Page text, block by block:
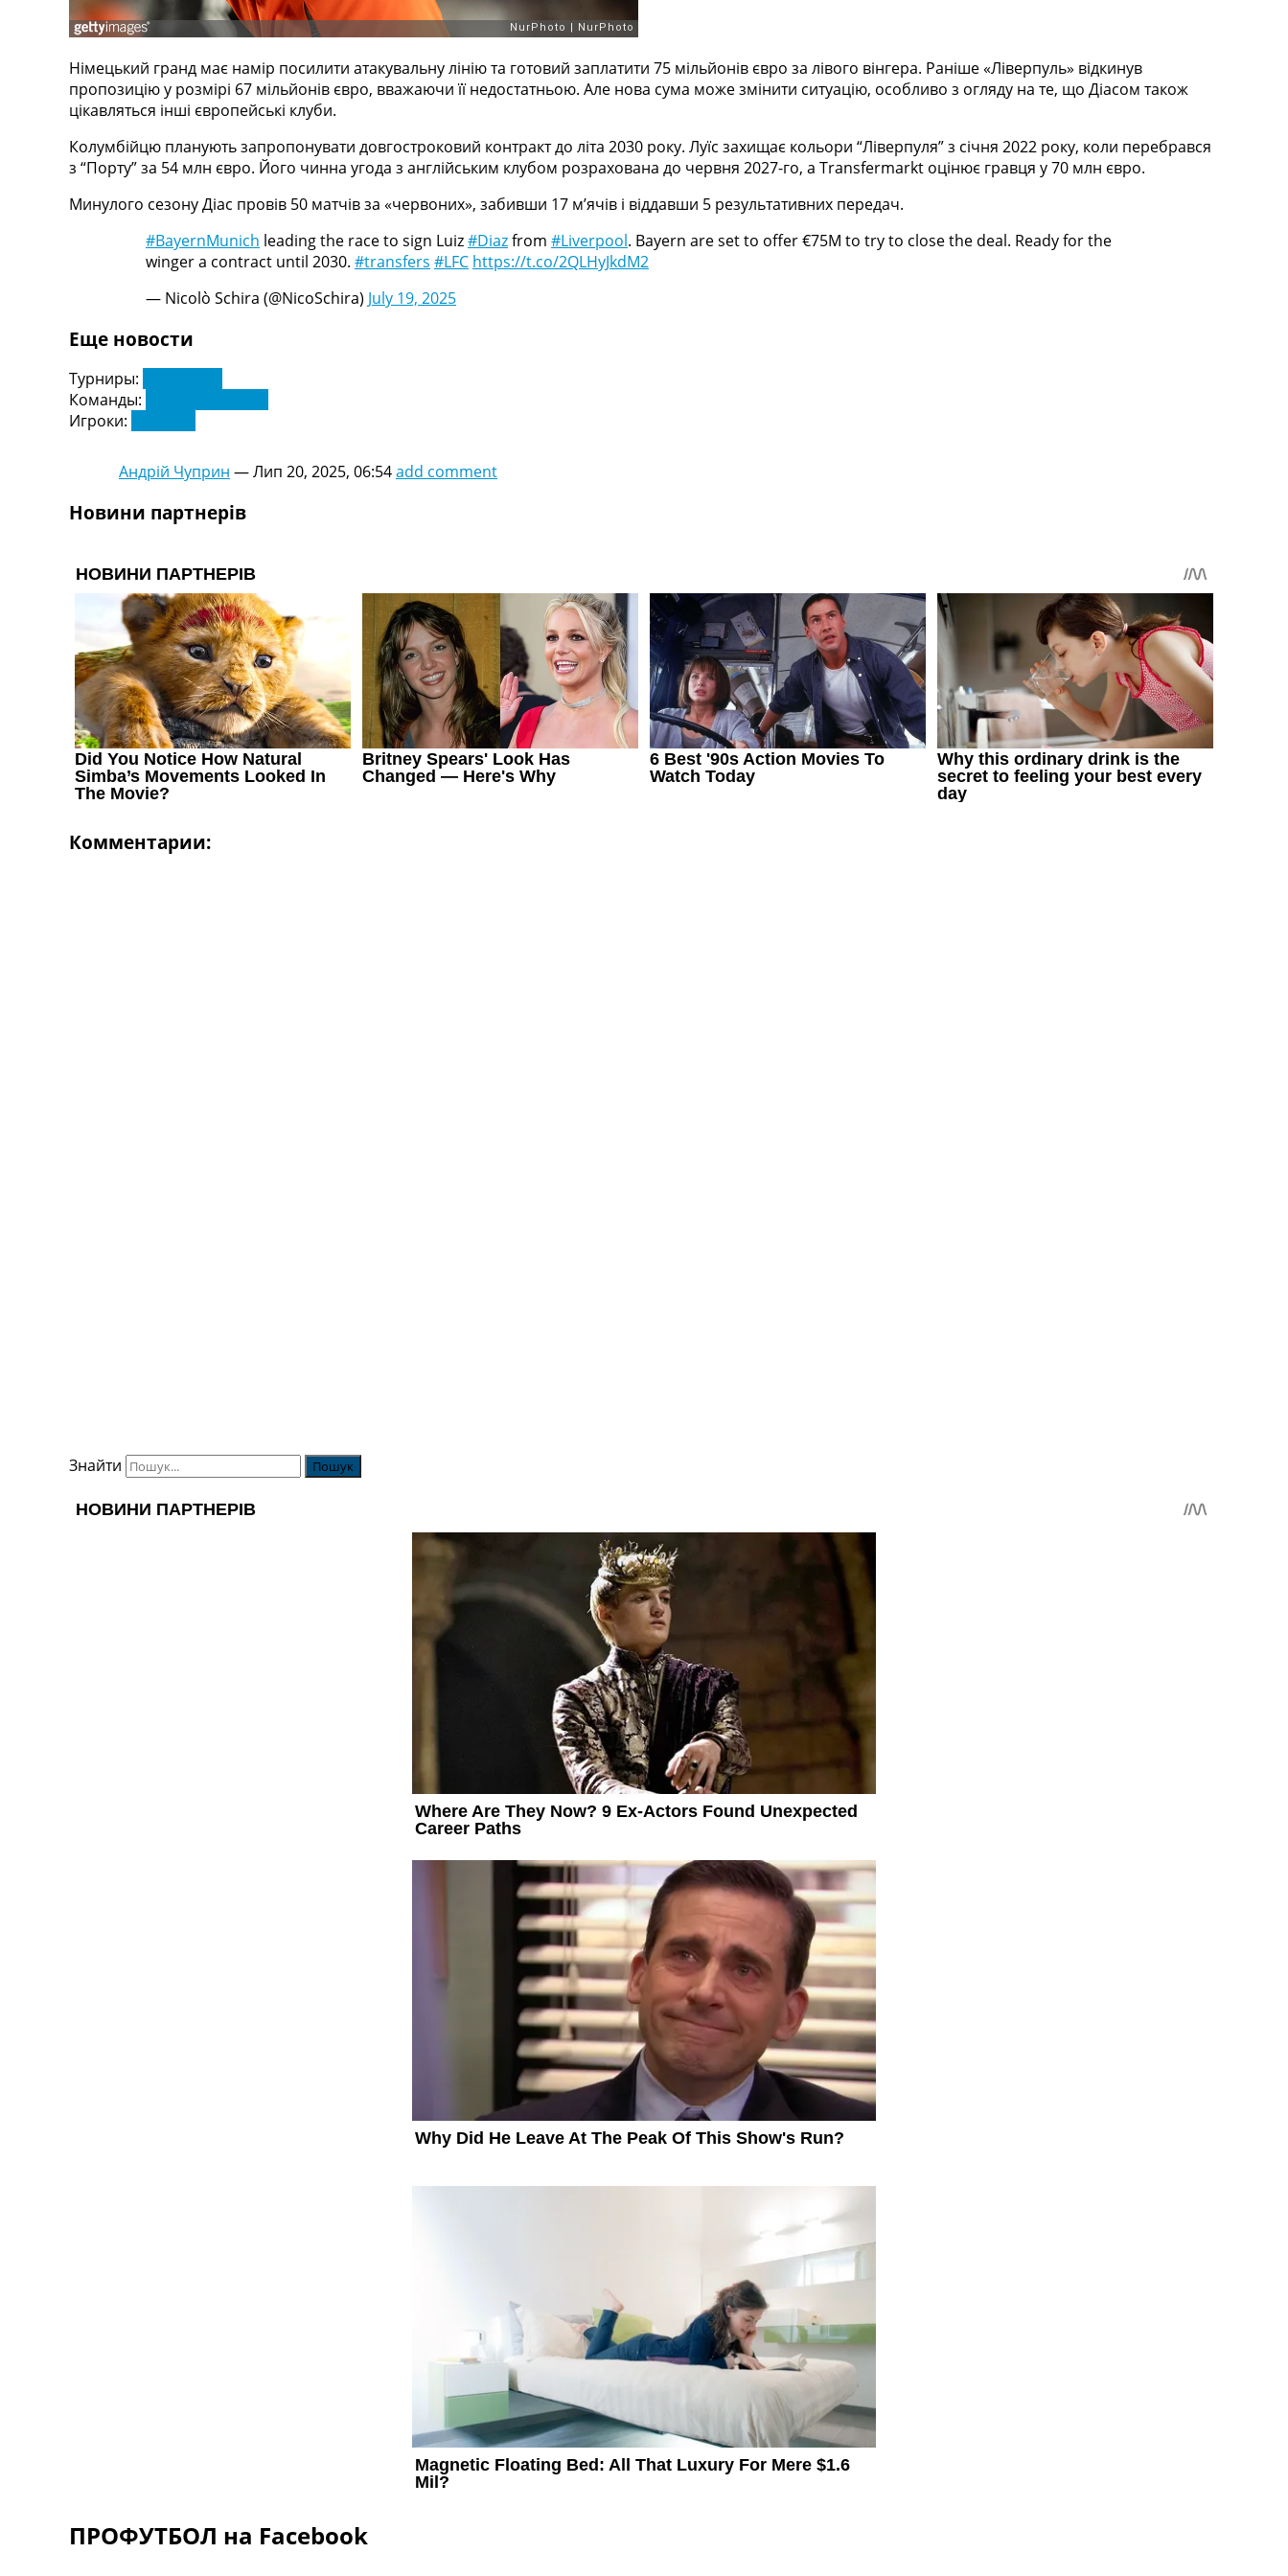
Телепрограма
UA
Categories
Головна
Новини футболу
Новини футболу України
Футбольні трансфери
Останні коментарі
Конкурс прогнозів
Логін
Правила
Турніри
Ліга Чемпіонів
Англія. Прем’єр-Ліга
Іспанія. Ла Ліга
Ще Турніри >>>
Чемпіонат Світу. Турнирні таблиці
Таблиця УПЛ
Перша Ліга
Таблиця АПЛ
Таблиця Ла Ліги
Таблиця Ліги Чемпіонів
Всі таблиці >>>
Рейтинги
Рейтинг країн УЄФА
Рейтинг клубів УЄФА
Рейтинг ФІФА
Телепрограма
Німецький гранд має намір посилити атакувальну лінію та готовий заплатити 75 мільйонів євро за лівого вінгера. Раніше «Ліверпуль» відкинув
пропозицію у розмірі 67 мільйонів євро, вважаючи її недостатньою. Але нова сума може змінити ситуацію, особливо з огляду на те, що Діасом також
цікавляться інші європейські клуби.
Колумбійцю планують запропонувати довгостроковий контракт до літа 2030 року. Луїс захищає кольори “Ліверпуля” з січня 2022 року, коли перебрався
з “Порту” за 54 млн євро. Його чинна угода з англійським клубом розрахована до червня 2027-го, а Transfermarkt оцінює гравця у 70 млн євро.
Минулого сезону Діас провів 50 матчів за «червоних», забивши 17 м’ячів і віддавши 5 результативних передач.
#BayernMunich leading the race to sign Luiz#Diazfrom #Liverpool. Bayern are set to offer €75M to try to close the deal. Ready for the
winger a contract until 2030. #transfers #LFC https://t.co/2QLHyJkdM2
— Nicolò Schira (@NicoSchira) July 19, 2025
Еще новости
Турниры:
Команды:
Игроки:
Андрій Чуприн —Лип 20, 2025, 06:54add comment
Новини партнерів
Комментарии:
Знайти
ПРОФУТБОЛ на Facebook